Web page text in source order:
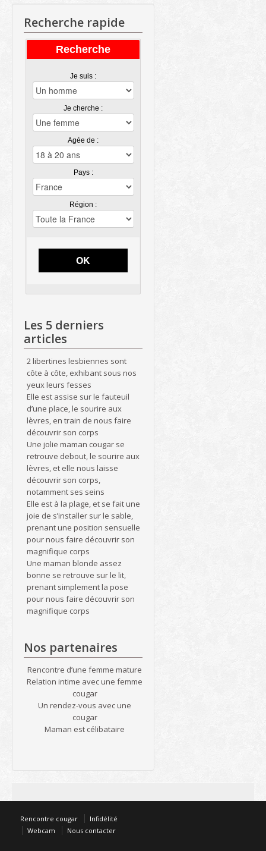
Recherche rapide
Recherche
Je suis :
Je cherche :
Agée de :
Pays :
Région :
OK
Les 5 derniers
articles
2 libertines lesbiennes sont
côte à côte, exhibant sous nos
yeux leurs fesses
Elle est assise sur le fauteuil
d’une place, le sourire aux
lèvres, en train de nous faire
découvrir son corps
Une jolie maman cougar se
retrouve debout, le sourire aux
lèvres, et elle nous laisse
découvrir son corps,
notamment ses seins
Elle est à la plage, et se fait une
joie de s’installer sur le sable,
prenant une position sensuelle
pour nous faire découvrir son
magnifique corps
Une maman blonde assez
bonne se retrouve sur le lit,
prenant simplement la pose
pour nous faire découvrir son
magnifique corps
Nos partenaires
Rencontre d’une femme mature
Relation intime avec une femme
cougar
Un rendez-vous avec une
cougar
Maman est célibataire
Rencontre cougar
Infidélité
Webcam
Nous contacter